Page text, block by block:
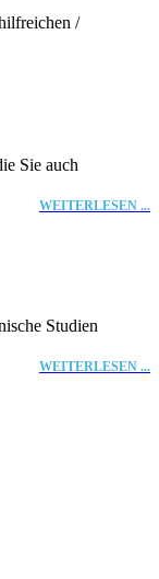
/
Sie auch
WEITERLESEN ...
Studien
WEITERLESEN ...